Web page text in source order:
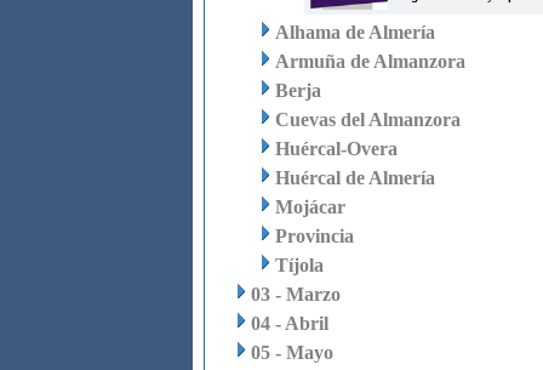
Alhama de Almería
Armuña de Almanzora
Berja
Cuevas del Almanzora
Huércal-Overa
Huércal de Almería
Mojácar
Provincia
Tíjola
03 - Marzo
04 - Abril
05 - Mayo